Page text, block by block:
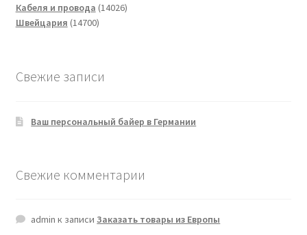
Кабеля и провода 1402614026
Швейцария 1470014700
Свежие записи
Ваш персональный байер в Германии
Свежие комментарии
admin к записиЗаказать товары из Европы